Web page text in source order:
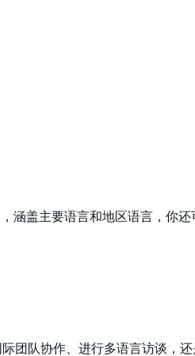
涵盖主要语言和地区语言，你
团队协作、进行多语言访谈，还